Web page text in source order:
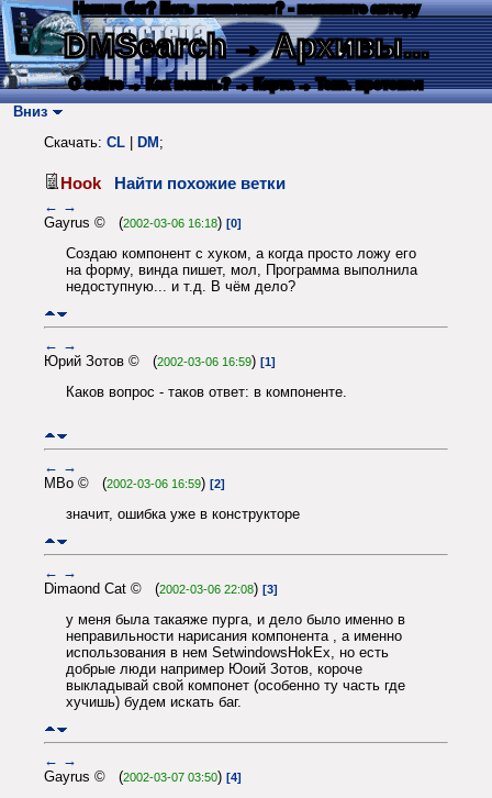
Нашли баг? Есть пожелания? - напишите автору
DMSearch→ Архивы...
О сайте → Как искать? → Карта → Текс. протокол
Вниз
Скачать: CL DM ;
Hook Найти похожие ветки
← →
Gayrus © (2002-03-06 16:18) [0]
Создаю компонент с хуком, а когда просто ложу его
на форму, винда пишет, мол, Программа выполнила
недоступную... и т.д. В чём дело?
← →
Юрий Зотов © (2002-03-06 16:59) [1]
Каков вопрос - таков ответ: в компоненте.
← →
MBo © (2002-03-06 16:59) [2]
значит, ошибка уже в конструкторе
← →
Dimaond Cat © (2002-03-06 22:08) [3]
у меня была такаяже пурга, и дело было именно в
неправильности нарисания компонента , а именно
использования в нем SetwindowsHokEx, но есть
добрые люди например Юоий Зотов, короче
выкладывай свой компонет (особенно ту часть где
хучишь) будем искать баг.
← →
Gayrus © (2002-03-07 03:50) [4]